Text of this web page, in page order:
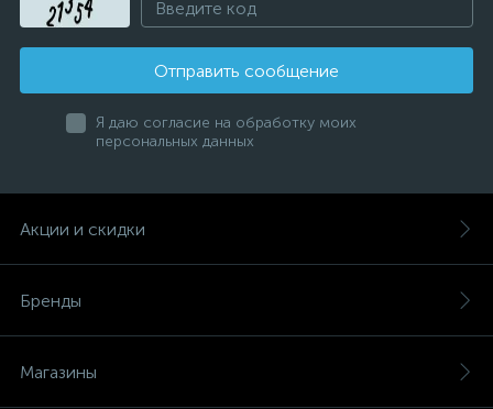
Отправить сообщение
Я даю согласие на обработку моих
персональных данных
Акции и скидки
Бренды
Магазины